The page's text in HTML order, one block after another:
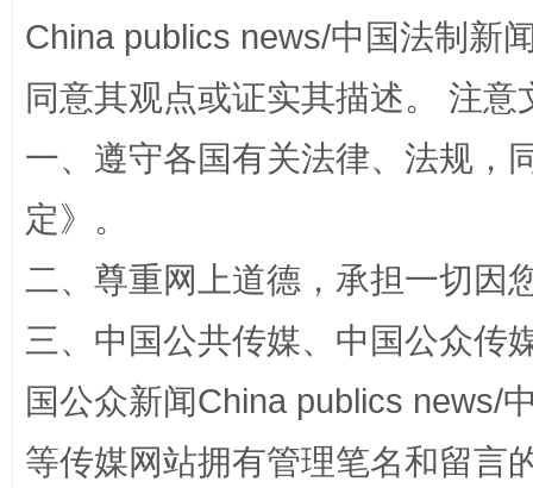
漫山遍野的桃花与雪山、麦地、白藏房
China publics news/中国法制新
同意其观点或证实其描述。 注
一、遵守各国有关法律、法规，
定》。
二、尊重网上道德，承担一切因
三、中国公共传媒、中国公众传
国公众新闻China publics news/
等传媒网站拥有管理笔名和留言